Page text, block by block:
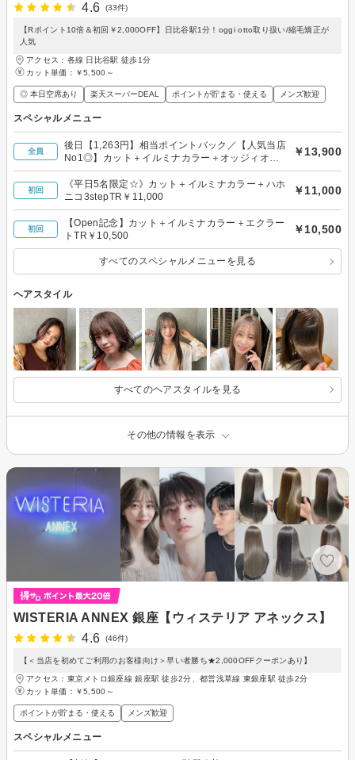
4.6
(33件)
【Rポイント10倍＆初回￥2,000OFF】日比谷駅1分！oggi otto取り扱い/縮毛矯正が
人気
アクセス：各線 日比谷駅 徒歩1分
カット単価： ￥5,500～
◎ 本日空席あり 楽天スーパーDEAL ポイントが貯まる・使える メンズ歓迎
スペシャルメニュー
全員
後日【1,263円】相当ポイントバック／【人気当店
No1◎】カット＋イルミナカラー＋オッジィオッ
ト10stepTR￥13,900
￥13,900
初回
《平日5名限定☆》カット＋イルミナカラー＋ハホ
ニコ3stepTR￥11,000
￥11,000
初回
【Open記念】カット＋イルミナカラー＋エクラー
トTR￥10,500
￥10,500
すべてのスペシャルメニューを見る
ヘアスタイル
すべてのヘアスタイルを見る
その他の情報を表示
WISTERIA ANNEX 銀座【ウィステリア アネックス】
4.6
(46件)
【＜当店を初めてご利用のお客様向け＞早い者勝ち★2,000OFFクーポンあり】
アクセス：東京メトロ銀座線 銀座駅 徒歩2分、都営浅草線 東銀座駅 徒歩2分
カット単価： ￥5,500～
ポイントが貯まる・使える メンズ歓迎
スペシャルメニュー